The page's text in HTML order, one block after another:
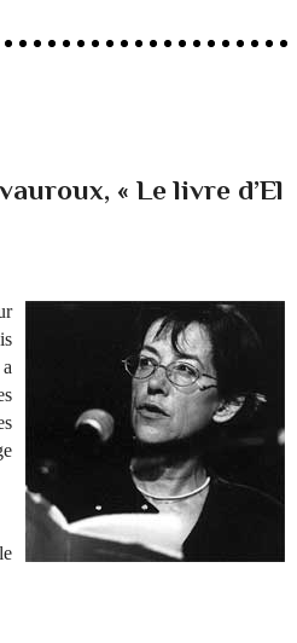
« Le livre d’El